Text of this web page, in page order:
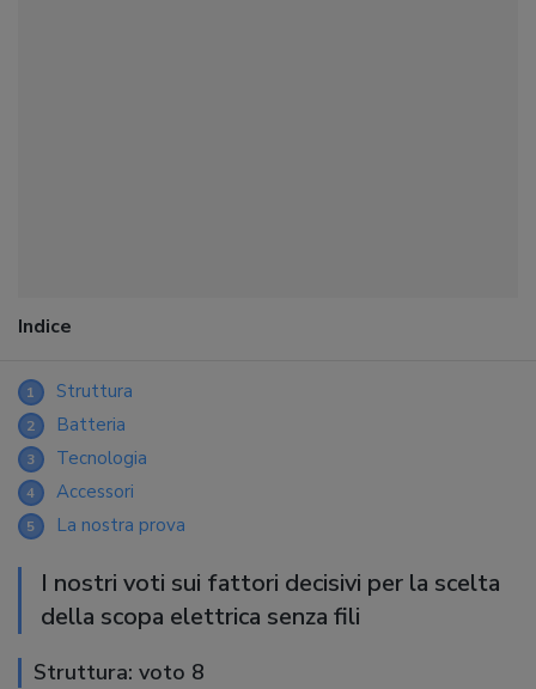
Indice
1 Struttura
2 Batteria
3 Tecnologia
4 Accessori
5 La nostra prova
I nostri voti sui fattori decisivi per la scelta
della scopa elettrica senza fili
Struttura: voto 8